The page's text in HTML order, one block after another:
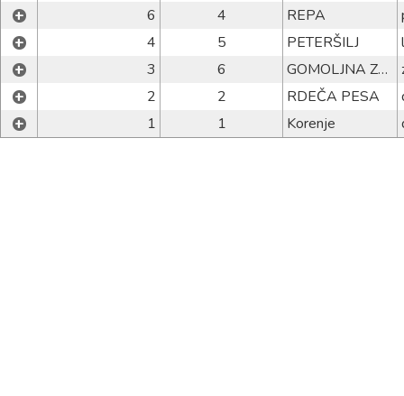
+ 6 4 REPA
+ 4 5 PETERŠILJ
+ 3 6 GOMOLJNA ZELENA
+ 2 2 RDEČA PESA
+ 1 1 Korenje